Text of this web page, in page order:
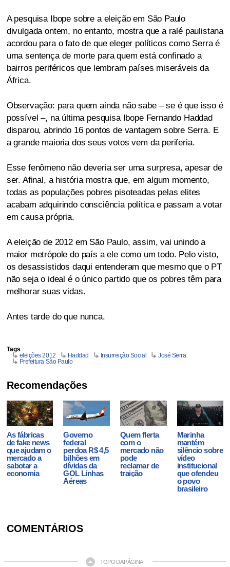
A pesquisa Ibope sobre a eleição em São Paulo
divulgada ontem, no entanto, mostra que a ralé paulistana
acordou para o fato de que eleger políticos como Serra é
uma sentença de morte para quem está confinado a
bairros periféricos que lembram países miseráveis da
África.
Observação: para quem ainda não sabe – se é que isso é
possível –, na última pesquisa Ibope Fernando Haddad
disparou, abrindo 16 pontos de vantagem sobre Serra. E
a grande maioria dos seus votos vem da periferia.
Esse fenômeno não deveria ser uma surpresa, apesar de
ser. Afinal, a história mostra que, em algum momento,
todas as populações pobres pisoteadas pelas elites
acabam adquirindo consciência política e passam a votar
em causa própria.
A eleição de 2012 em São Paulo, assim, vai unindo a
maior metrópole do país a ele como um todo. Pelo visto,
os desassistidos daqui entenderam que mesmo que o PT
não seja o ideal é o único partido que os pobres têm para
melhorar suas vidas.
Antes tarde do que nunca.
Tags
eleições 2012
Haddad Insurreição Social
José Serra
Prefeitura São Paulo
Recomendações
As fábricas
de fake news
que ajudam o
mercado a
sabotar a
economia
Governo
federal
perdoa R$ 4,5
bilhões em
dívidas da
GOL Linhas
Aéreas
Quem flerta
com o
mercado não
pode
reclamar de
traição
Marinha
mantém
silêncio sobre
vídeo
institucional
que ofendeu
o povo
brasileiro
COMENTÁRIOS
TOPO DA PÁGINA